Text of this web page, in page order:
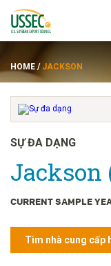
các nhà cung cấp
Về
Tài nguyên
HOME / JACKSON
SỰ ĐA DẠNG
Jackson
CURRENT SAMPLE
Tìm nhà cung cấp